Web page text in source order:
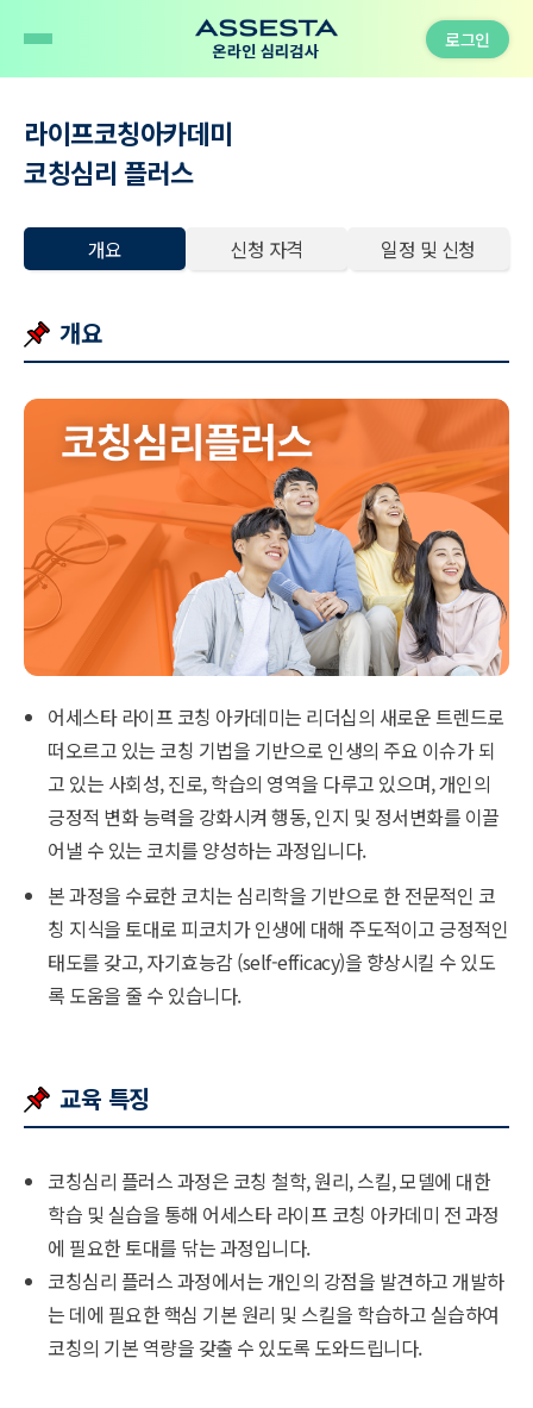
로그인
라이프코칭아카데미
코칭심리 플러스
개요 신청 자격 일정 및 신청
개요
어세스타 라이프 코칭 아카데미는 리더십의 새로운 트렌드로
떠오르고 있는 코칭 기법을 기반으로 인생의 주요 이슈가 되
고 있는 사회성, 진로, 학습의 영역을 다루고 있으며, 개인의
긍정적 변화 능력을 강화시켜 행동, 인지 및 정서변화를 이끌
어낼 수 있는 코치를 양성하는 과정입니다.
본 과정을 수료한 코치는 심리학을 기반으로 한 전문적인 코
칭 지식을 토대로 피코치가 인생에 대해 주도적이고 긍정적인
태도를 갖고, 자기효능감 (self-efficacy)을 향상시킬 수 있도
록 도움을 줄 수 있습니다.
교육 특징
코칭심리 플러스 과정은 코칭 철학, 원리, 스킬, 모델에 대한
학습 및 실습을 통해 어세스타 라이프 코칭 아카데미 전 과정
에 필요한 토대를 닦는 과정입니다.
코칭심리 플러스 과정에서는 개인의 강점을 발견하고 개발하
는 데에 필요한 핵심 기본 원리 및 스킬을 학습하고 실습하여
코칭의 기본 역량을 갖출 수 있도록 도와드립니다.